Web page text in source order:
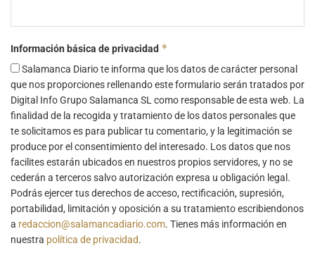
Información básica de privacidad *
Salamanca Diario te informa que los datos de carácter personal
que nos proporciones rellenando este formulario serán tratados por
Digital Info Grupo Salamanca SL como responsable de esta web. La
finalidad de la recogida y tratamiento de los datos personales que
te solicitamos es para publicar tu comentario, y la legitimación se
produce por el consentimiento del interesado. Los datos que nos
facilites estarán ubicados en nuestros propios servidores, y no se
cederán a terceros salvo autorización expresa u obligación legal.
Podrás ejercer tus derechos de acceso, rectificación, supresión,
portabilidad, limitación y oposición a su tratamiento escribiendonos
a redaccion@salamancadiario.com. Tienes más información en
nuestra política de privacidad.